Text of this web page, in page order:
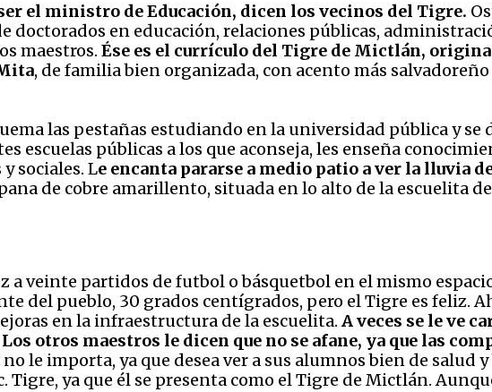
el ministro de Educación, dicen los vecinos del Tigre.
doctorados en educación, relaciones públicas,
maestros. Ése es el currículo del Tigre de Mictlán,
, de familia bien organizada, con acento más
las pestañas estudiando en la universidad pública y se
escuelas públicas a los que aconseja, les enseña
sociales. Le encanta pararse a medio patio a ver la lluvia
de cobre amarillento, situada en lo alto de la escuelita
a veinte partidos de futbol o básquetbol en el mismo
del pueblo, 30 grados centígrados, pero el Tigre es feliz.
en la infraestructura de la escuelita. A veces se le ve
otros maestros le dicen que no se afane, ya que las
no le importa, ya que desea ver a sus alumnos bien de salud
Tigre, ya que él se presenta como el Tigre de Mictlán.